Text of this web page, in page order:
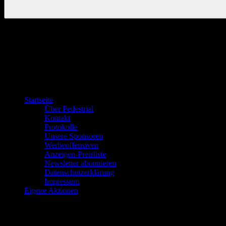
Startseite
Über Pedestrial
Kontakt
Protokolle
Unsere Sponsoren
Werbeoffensiven
Anzeigen-Preisliste
Newsletter abonnieren
Datenschutzerklärung
Impressum
Eigene Aktionen